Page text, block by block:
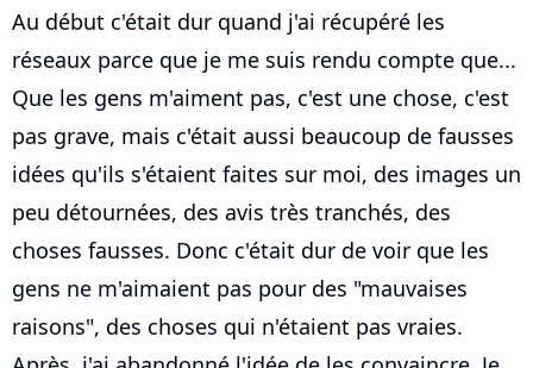
Au début c'était dur quand j'ai récupéré les
réseaux parce que je me suis rendu compte que...
Que les gens m'aiment pas, c'est une chose, c'est
pas grave, mais c'était aussi beaucoup de fausses
idées qu'ils s'étaient faites sur moi, des images un
peu détournées, des avis très tranchés, des
choses fausses. Donc c'était dur de voir que les
gens ne m'aimaient pas pour des "mauvaises
raisons", des choses qui n'étaient pas vraies.